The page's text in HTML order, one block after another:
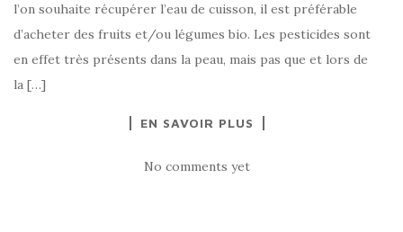
l’on souhaite récupérer l’eau de cuisson, il est préférable
d’acheter des fruits et/ou légumes bio. Les pesticides sont
en effet très présents dans la peau, mais pas que et lors de
la […]
EN SAVOIR PLUS
No comments yet